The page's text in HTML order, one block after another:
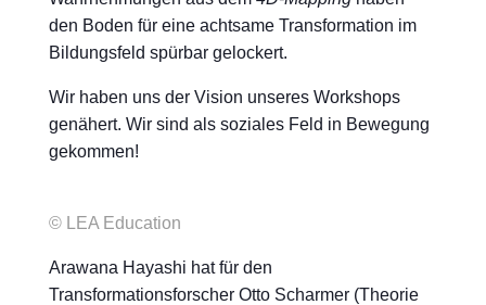
den Boden für eine achtsame Transformation im
Bildungsfeld spürbar gelockert.
Wir haben uns der Vision unseres Workshops
genähert. Wir sind als soziales Feld in Bewegung
gekommen!
© LEA Education
Arawana Hayashi hat für den
Transformationsforscher Otto Scharmer (Theorie